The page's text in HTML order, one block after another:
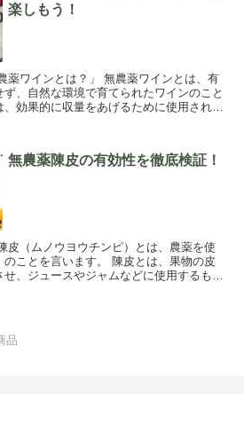
楽しもう！
薬ワインとは？」 無農薬ワインとは、有
、自然な環境で育てられたワインのこと
効果的に収量をあげるために使用される
無農薬陳皮の有効性を徹底検証！
皮（ムノウヨウチンピ）とは、農薬を使
のことを言います。 陳皮とは、果物の皮
、ジュースやジャムなどに使用するもの
品